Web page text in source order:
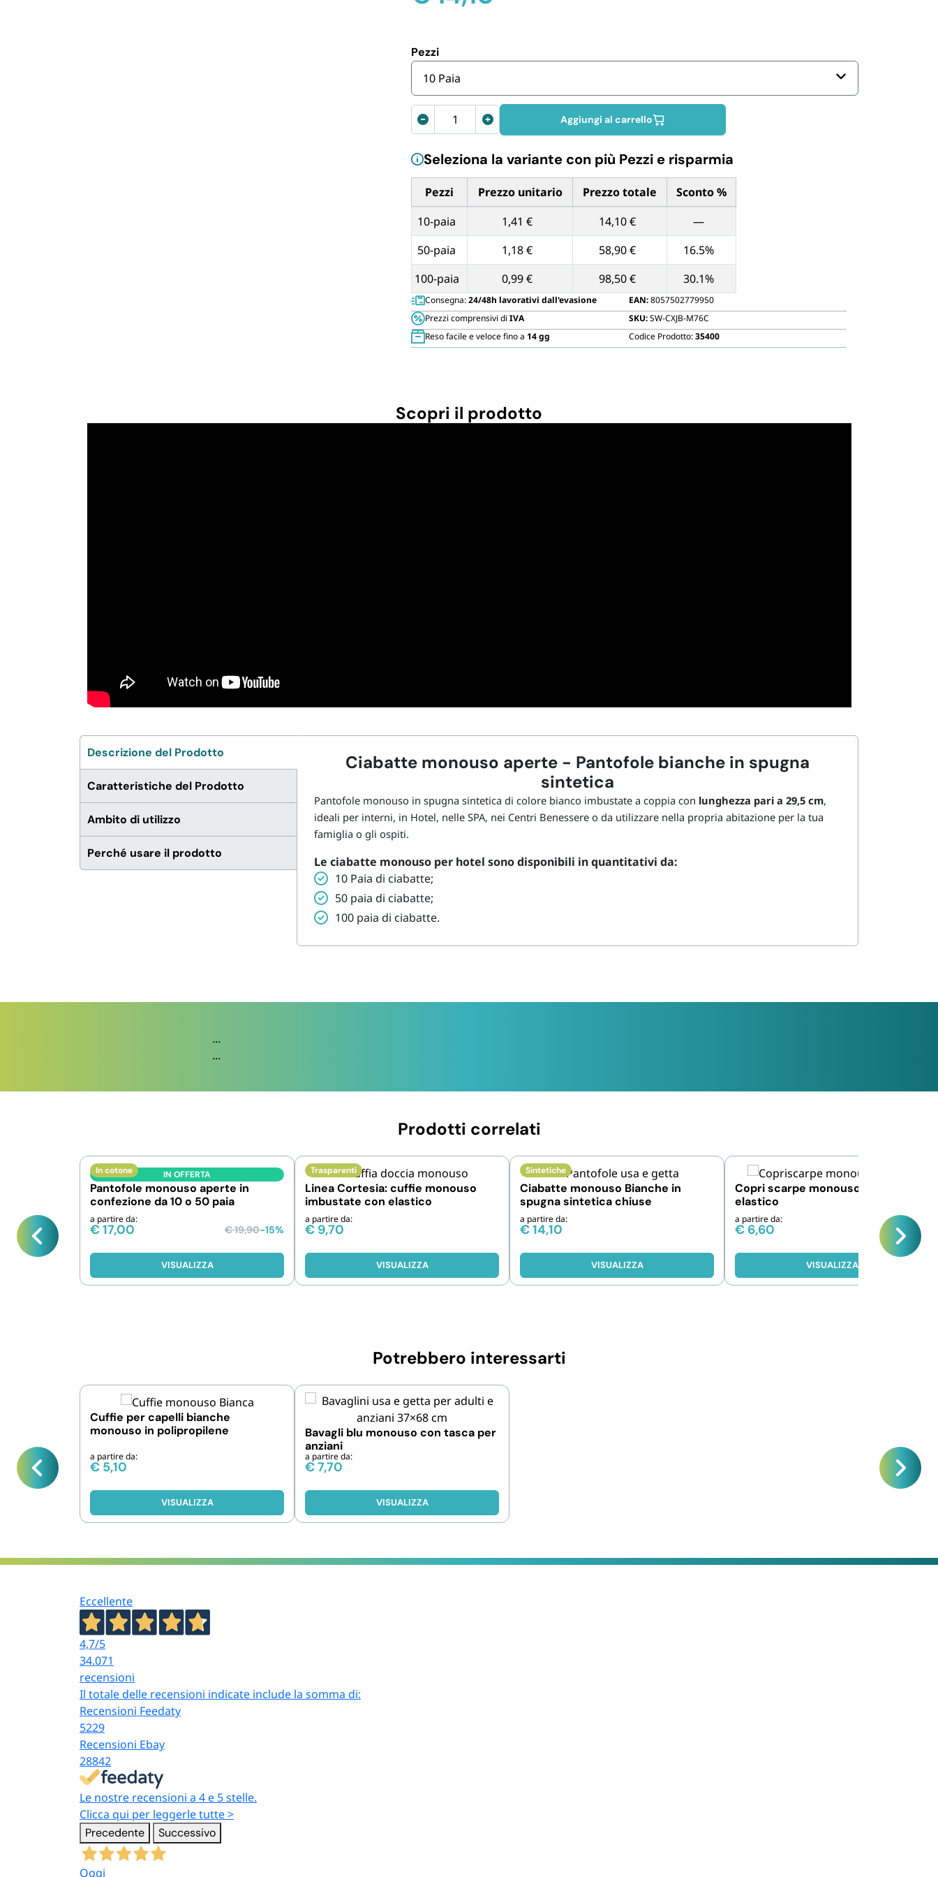
Pezzi
10 Paia
Ciabatte
usa
getta
quantità
Aggiungi al carrello
Seleziona la variante con più Pezzi e risparmia
Tabella dei prezzi unitari in base alla quantità di Pezzi
Pezzi Prezzo unitario Prezzo totale
Sconto %
10-paia
1,41 € 14,10 €
—
50-paia
1,18 € 58,90 €
16.5%
100-paia
0,99 € 98,50 € 30.1%
Consegna:24/48h lavorativi dall'evasione
Prezzi comprensivi di IVA
Reso facile e veloce fino a 14 gg
EAN:8057502779950
SKU:SW-CXJB-M76C
Codice Prodotto:35400
Scopri il prodotto
Descrizione del Prodotto
Caratteristiche del Prodotto
Ambito di utilizzo
Perché usare il prodotto
Ciabatte monouso aperte - Pantofole bianche in spugna
sintetica
Pantofole monouso in spugna sintetica di colore bianco imbustate a coppia con lunghezza pari a 29,5 cm,
ideali per interni, in Hotel, nelle SPA, nei Centri Benessere o da utilizzare nella propria abitazione per la tua
famiglia o gli ospiti.
Le ciabatte monouso per hotel sono disponibili in quantitativi da:
10 Paia di ciabatte;
50 paia di ciabatte;
100 paia di ciabatte.
...
...
Prodotti correlati
IN OFFERTA
In cotone
Pantofole monouso aperte in
confezione da 10 o 50 paia
a partire da:
€17,00 €19,90-15%
VISUALIZZA
Trasparenti
Linea Cortesia: cuffie monouso
imbustate con elastico
a partire da:
€ 9,70
VISUALIZZA
Sintetiche
Ciabatte monouso Bianche in
spugna sintetica chiuse
a partire da:
€14,10
VISUALIZZA
Copri scarpe monouso azzurro con
elastico
a partire da:
€ 6,60
VISUALIZZA
Potrebbero interessarti
Cuffie per capelli bianche
monouso in polipropilene
a partire da:
€ 5,10
VISUALIZZA
Bavagli blu monouso con tasca per
anziani
a partire da:
€7,70
VISUALIZZA
Eccellente
4,7/5
34.071
recensioni
Il totale delle recensioni indicate include la somma di:
Recensioni Feedaty
5229
Recensioni Ebay
28842
Le nostre recensioni a 4 e 5 stelle.
Clicca qui per leggerle tutte >
Precedente Successivo
Oggi